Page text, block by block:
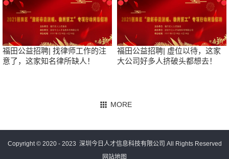
福田公益招聘| 找律师工作的注
意了，这家知名律所缺人！
福田公益招聘| 虚位以待，这家
大公司好多人挤破头都想去！
Copyright © 2020 - 2023 深圳今日人才信息科技有限公司 All Rights Reserved
网站地图